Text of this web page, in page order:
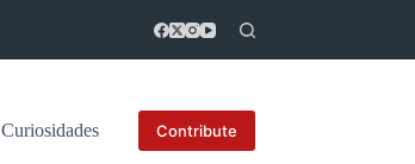
Curiosidades Contribute